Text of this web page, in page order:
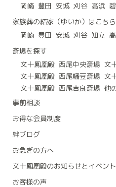
岡崎 豊田 安城 刈谷 高浜
家族葬の結家（ゆいか）はこちら
岡崎 豊田 安城 刈谷 知立
斎場を探す
文十鳳凰殿 西尾中央斎場 文
文十鳳凰殿 西尾幡豆斎場 文
文十鳳凰殿 西尾吉良斎場 他
事前相談
お得な会員制度
絆ブログ
お急ぎの方へ
文十鳳凰殿のお知らせとイベン
お客様の声